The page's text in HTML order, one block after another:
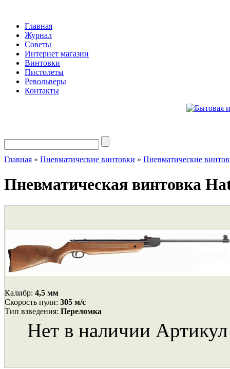
Главная
Журнал
Советы
Интернет магазин
Винтовки
Пистолеты
Револьверы
Контакты
Главная » Пневматические винтовки » Пневматические
Пневматическая винтовка
Калибр: 4,5 мм
Cкорость пули: 305 м/с
Тип взведения: Переломка
Нет в наличии